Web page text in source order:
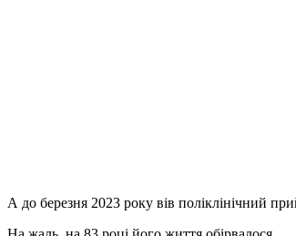
А до березня 2023 року вів поліклінічний